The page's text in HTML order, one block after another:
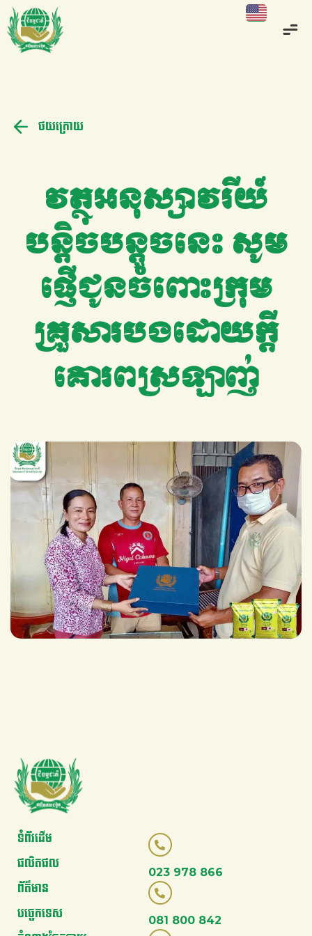
ថយក្រោយ
វត្ថុអនុស្សាវរីយ៍
បន្តិចបន្តួចនេះ សូម
ផ្ញើជូនចំពោះក្រុម
គ្រួសារបងដោយក្ដី
គោរពស្រឡាញ់
ទំព័រដើម
ផលិតផល
ព័ត៌មាន
បច្ចេកទេស
023 978 866
081 800 842